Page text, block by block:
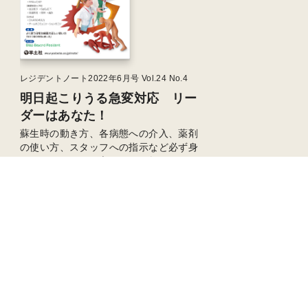
レジデントノート2022年6月号 Vol.24 No.4
明日起こりうる急変対応 リー
ダーはあなた！
蘇生時の動き方、各病態への介入、薬剤
の使い方、スタッフへの指示など必ず身